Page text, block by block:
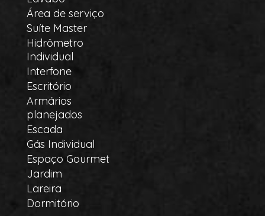
Área de serviço
Suíte Master
Hidrômetro
Individual
Interfone
Escritório
Armários
planejados
Escada
Gás Individual
Espaço Gourmet
Jardim
Lareira
Dormitório